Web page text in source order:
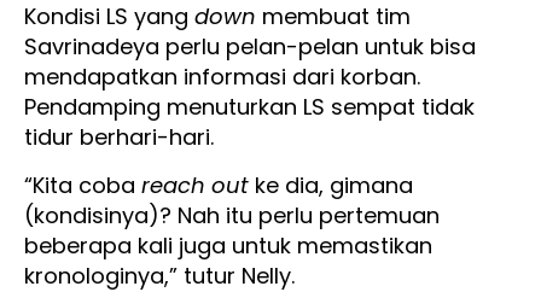
Kondisi LS yang down membuat tim
Savrinadeya perlu pelan-pelan untuk bisa
mendapatkan informasi dari korban.
Pendamping menuturkan LS sempat tidak
tidur berhari-hari.
“Kita coba reach out ke dia, gimana
(kondisinya)? Nah itu perlu pertemuan
beberapa kali juga untuk memastikan
kronologinya,” tutur Nelly.